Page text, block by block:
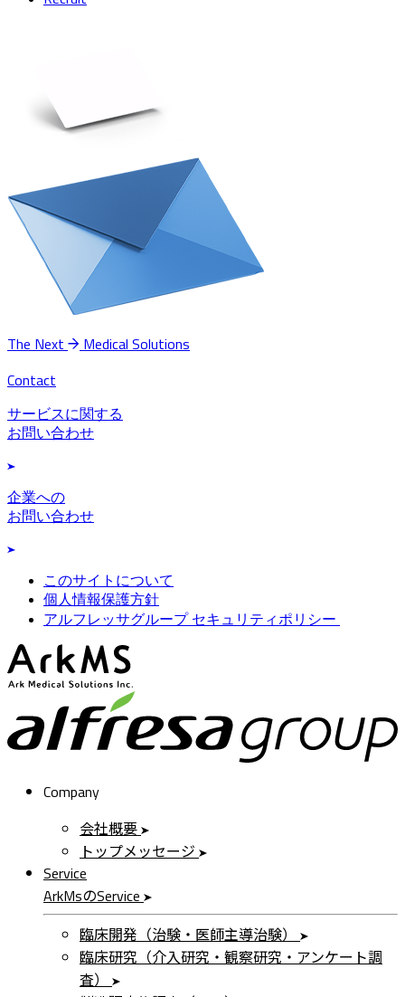
The Next
Medical Solutions
Contact
サービスに関する
お問い合わせ
企業への
お問い合わせ
このサイトについて
個人情報保護方針
アルフレッサグループ セキュリティポリシー
Company
会社概要
トップメッセージ
Service
ArkMsのService
臨床開発（治験・医師主導治験）
臨床研究（介入研究・観察研究・アンケート調
査）